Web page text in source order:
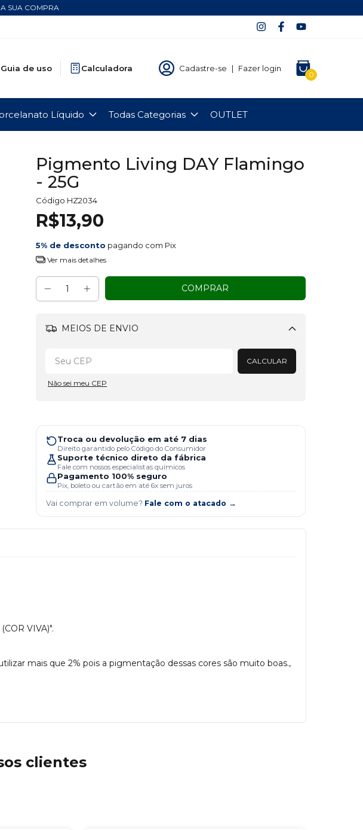
SUA COMPRA
Guia de uso Calculadora Cadastre-se | Fazer login
0
Líquido Todas Categorias OUTLET
Pigmento Living DAY Flamingo
- 25G
Código HZ2034
R$13,90
5% de desconto pagando com Pix
Ver mais detalhes
MEIOS DE ENVIO
Alterar CEP
CALCULAR
Não sei meu CEP
Troca ou devolução em até 7 dias
Direito garantido pelo Código do Consumidor
Suporte técnico direto da fábrica
Fale com nossos especialistas químicos
Pagamento 100% seguro
Pix, boleto ou cartão em até 6x sem juros
Vai comprar em volume? Fale com o atacado →
VIVA)".
mais que 2% pois a pigmentação dessas cores são muito boas.,
clientes